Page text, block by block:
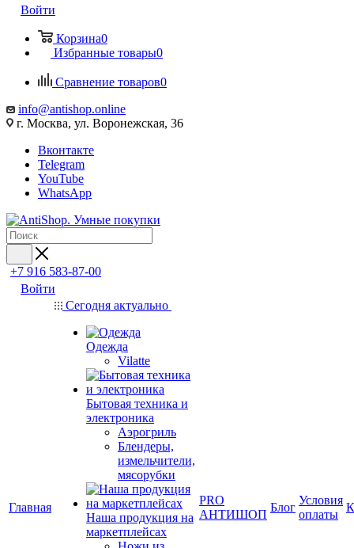
Войти
Корзина0
Избранные товары0
Сравнение товаров0
info@antishop.online
г. Москва, ул. Воронежская, 36
Вконтакте
Telegram
YouTube
WhatsApp
+7 916 583-87-00
Войти
Главная
Сегодня актуально
Одежда
Vilatte
Бытовая техника и
электроника
Аэрогриль
Блендеры,
измельчители,
мясорубки
Наша продукция на
маркетплейсах
PRO
АНТИШОП
Блог
Условия
оплаты